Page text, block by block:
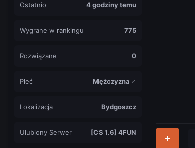
Ostatnio 4 godziny temu
Wygrane w rankingu 775
Rozwiązane 0
Płeć Mężczyzna ♂
Lokalizacja Bydgoszcz
Ulubiony Serwer [CS 1.6] 4FUN